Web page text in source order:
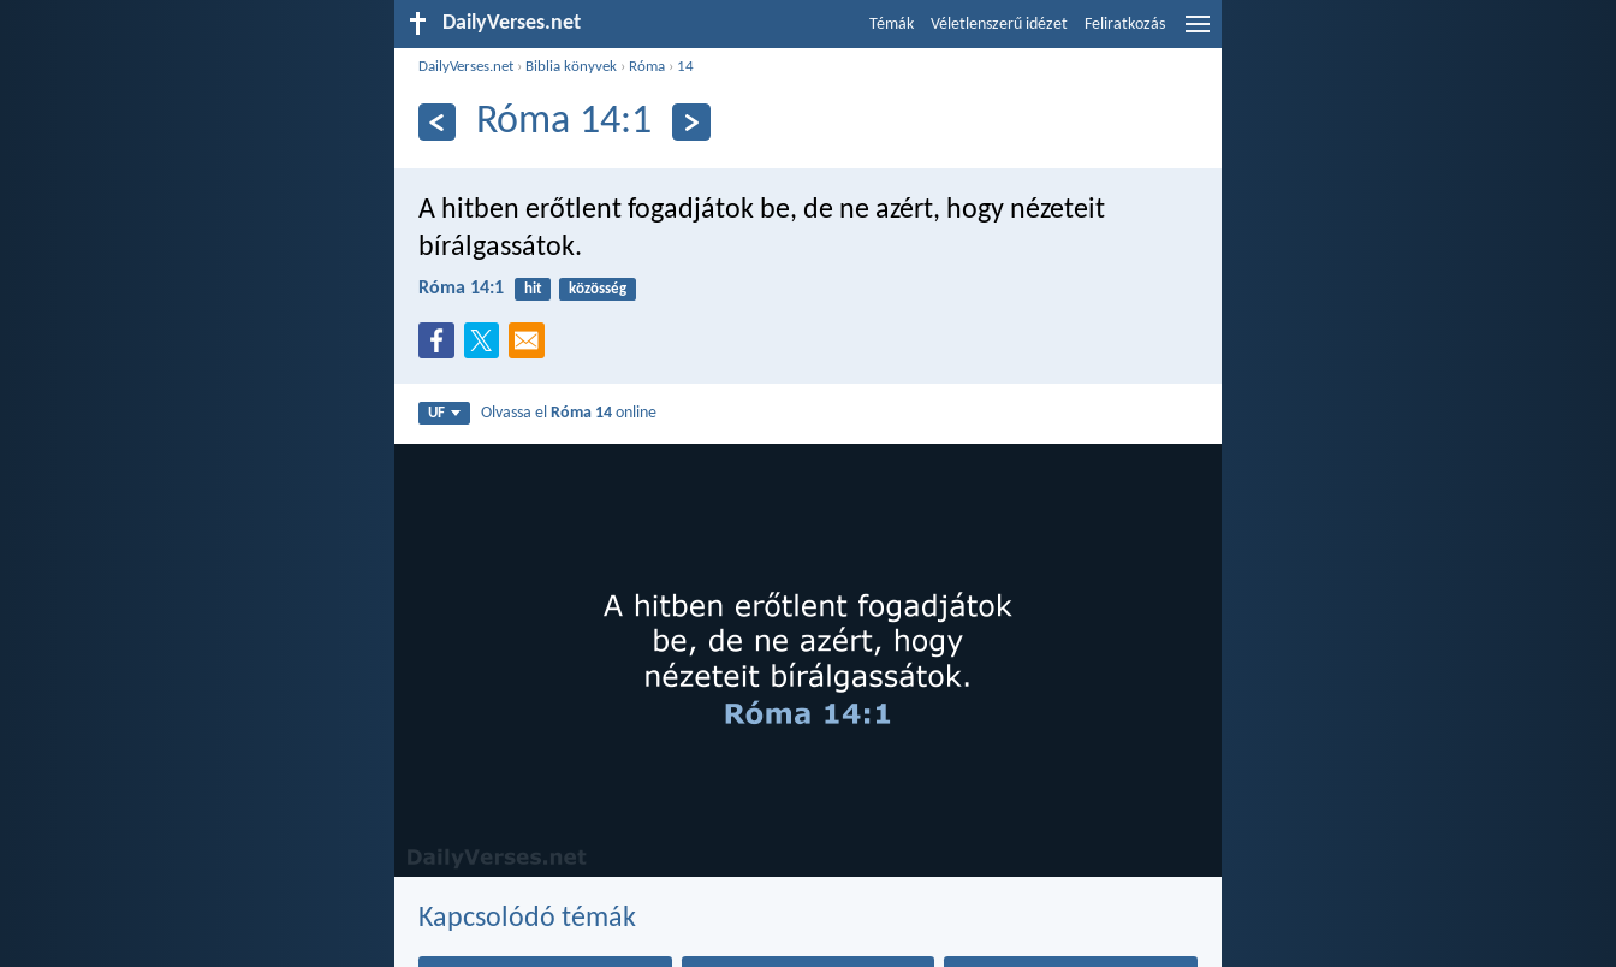
DailyVerses.net Témák Véletlenszerű idézet Feliratkozás
DailyVerses.net › Biblia könyvek › Róma › 14
Róma 14:1
A hitben erőtlent fogadjátok be, de ne azért, hogy nézeteit
bírálgassátok.
Róma 14:1 hit közösség
UF Olvassa elRóma 14 online
Kapcsolódó témák